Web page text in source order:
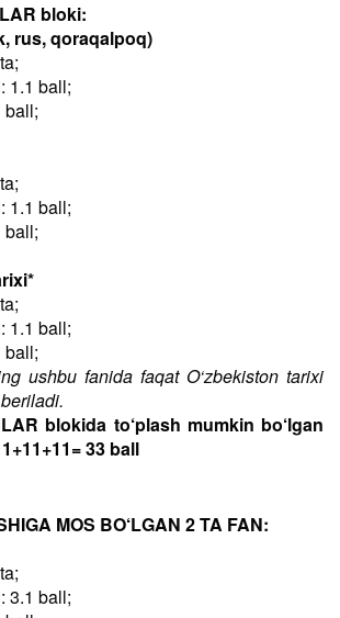
bloki:
rus, qoraqalpoq)
1.1 ball;
ball;
1.1 ball;
ball;
1.1 ball;
ball;
ushbu fanida faqat O‘zbekiston tarixi
blokida to‘plash mumkin bo‘lgan
33 ball
MOS BO‘LGAN 2 TA FAN:
3.1 ball;